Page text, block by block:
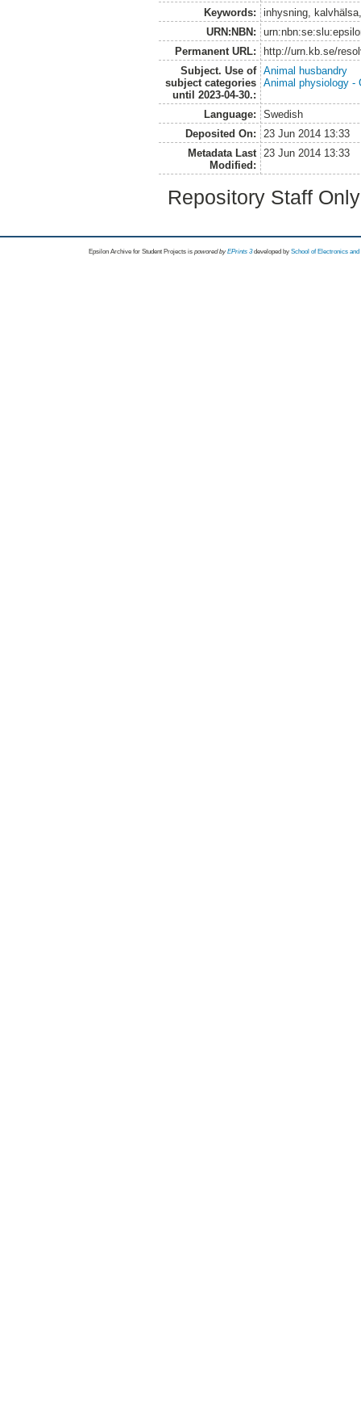
Keywords:
inhysning,
URN:NBN:
Permanent URL:
http://urn.kb.se/
Subject. Use of
subject categories
until 2023-04-30.:
Animal husbandry
Animal physiology -
Language:
Swedish
Deposited On:
23 Jun 2014 13:33
Metadata Last
Modified:
23 Jun 2014 13:33
Repository Staff
Epsilon Archive for Student Projects is powored byEPrints 3 developed by School of Electronics